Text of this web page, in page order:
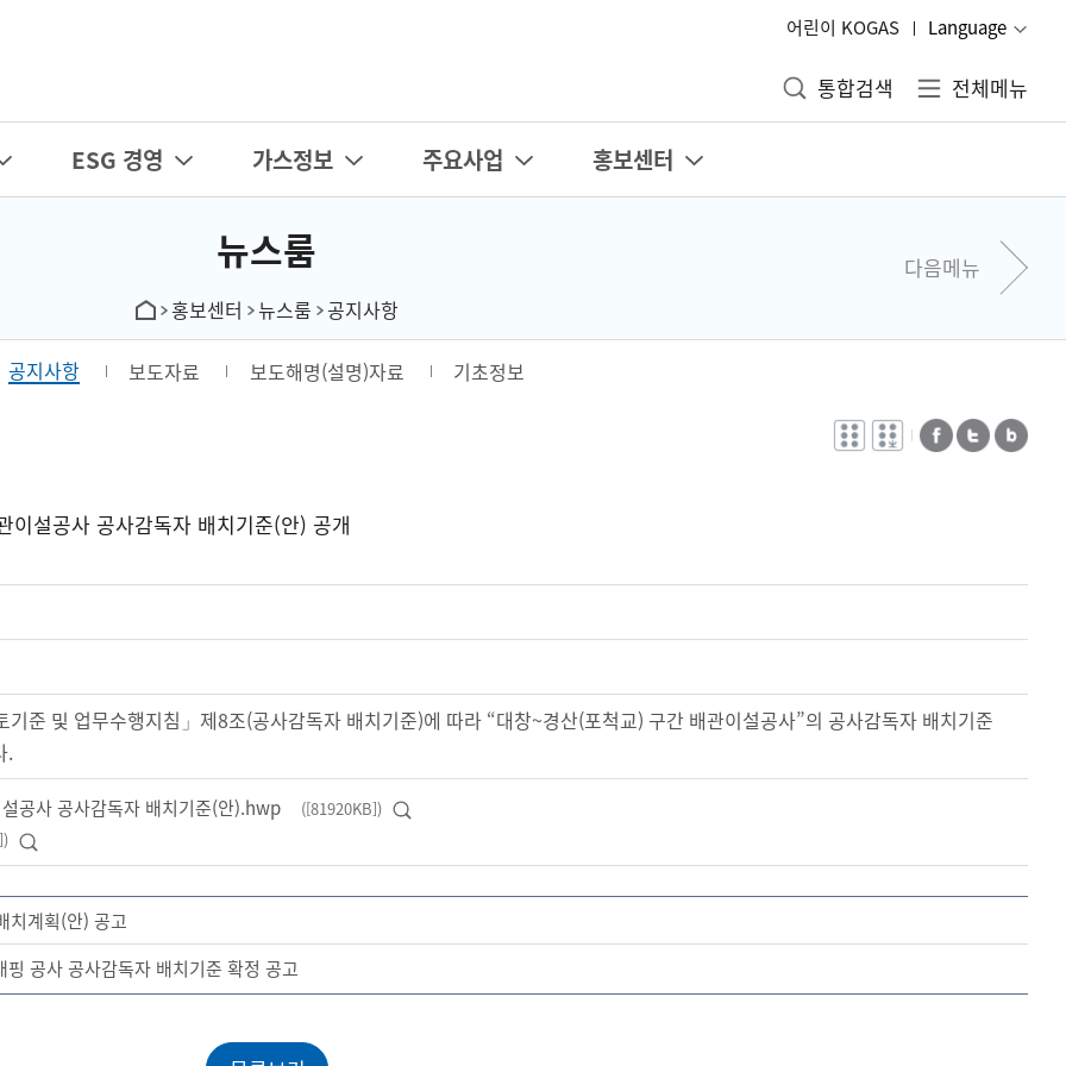
어린이 KOGAS Language
통합검색 전체메뉴
ESG 경영 가스정보 주요사업 홍보센터
뉴스룸
홍보센터 뉴스룸 공지사항
다음메뉴
공지사항 보도자료 보도해명(설명)자료
기초정보
전자점자
바로보기
전자점자
다운로드페이스북트위터블로그
이설공사 공사감독자 배치기준(안) 공개
준 및 업무수행지침」제8조(공사감독자 배치기준)에 따라 “대창~경산(포척교) 구간 배관이설공사”의 공사감독자 배치기준
.
공사 공사감독자 배치기준(안).hwp ([81920KB])미리보기
리보기
치계획(안) 공고
공사 공사감독자 배치기준 확정 공고